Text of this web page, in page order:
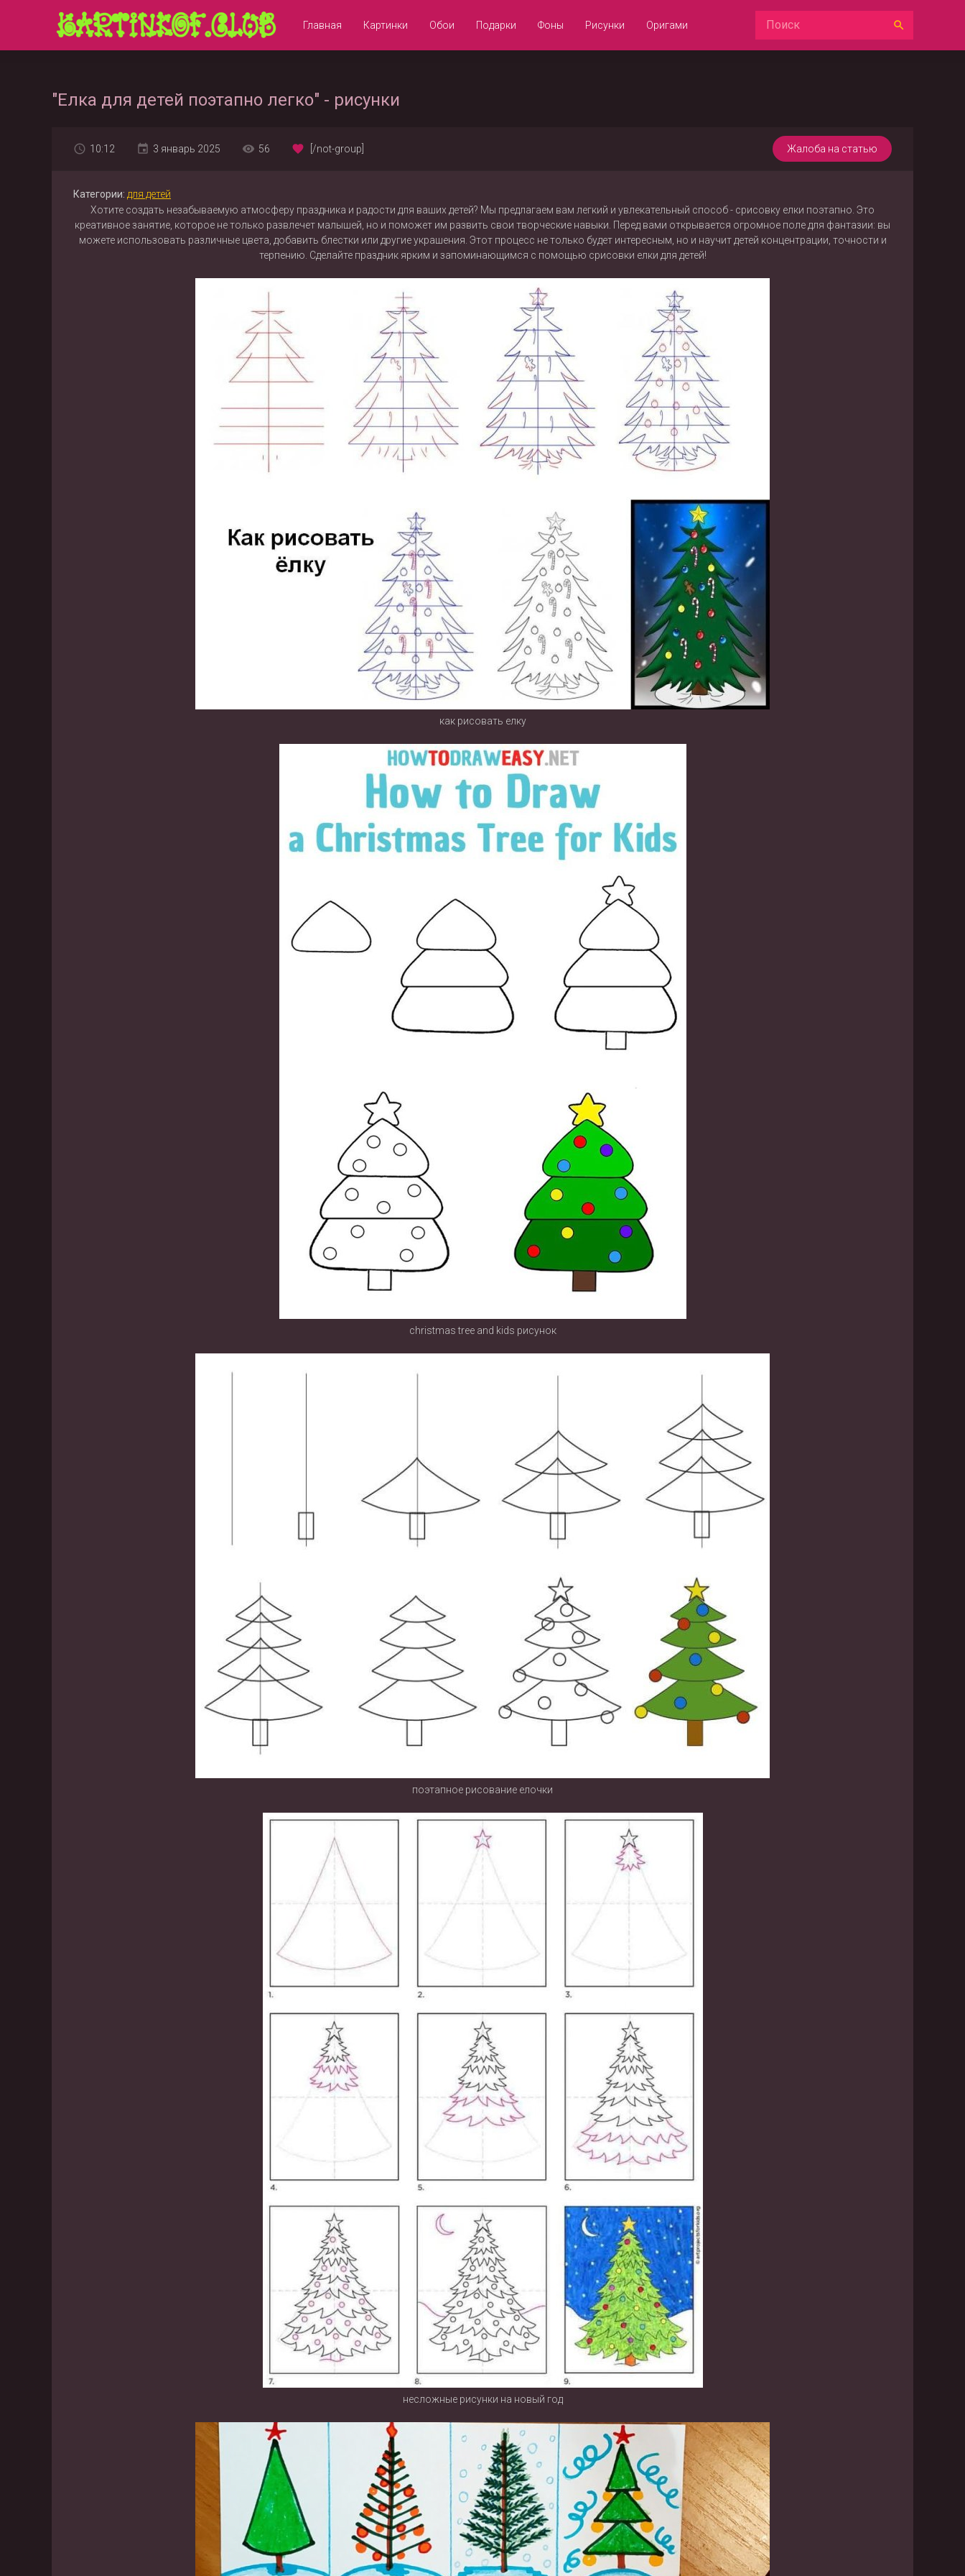
Главная Картинки Обои Подарки Фоны Рисунки Оригами
"Елка для детей поэтапно легко" - рисунки
Жалоба на статью
10:12 3 январь 2025 56 [/not-group]
Категории: для детей
Хотите создать незабываемую атмосферу праздника и радости для ваших детей? Мы предлагаем вам легкий и увлекательный способ - срисовку елки поэтапно. Это
креативное занятие, которое не только развлечет малышей, но и поможет им развить свои творческие навыки. Перед вами открывается огромное поле для фантазии: вы
можете использовать различные цвета, добавить блестки или другие украшения. Этот процесс не только будет интересным, но и научит детей концентрации, точности и
терпению. Сделайте праздник ярким и запоминающимся с помощью срисовки елки для детей!
как рисовать елку
christmas tree and kids рисунок
поэтапное рисование елочки
несложные рисунки на новый год